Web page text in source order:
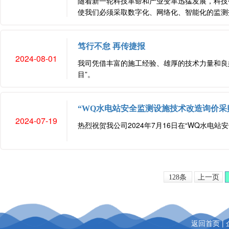
使我们必须采取数字化、网络化、智能化的监
2024-08-01
笃行不怠 再传捷报
我司凭借丰富的施工经验、雄厚的技术力量和
目”。
2024-07-19
“WQ水电站安全监测设施技术改造询价
热烈祝贺我公司2024年7月16日在“WQ水电站
128条 上一页
返回首页|